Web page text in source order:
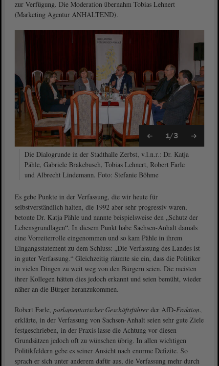
zur Verfügung. Die Moderation übernahm Tobias Lehnert
(Marketing Agentur ANHALTEND).
1/3
Die Dialogrunde in der Stadthalle Zerbst, v.l.n.r.: Dr. Katja
Pähle, Gabriele Brakebusch, Tobias Lehnert, Robert Farle
und Albrecht Lindemann. Foto: Stefanie Böhme
Es gebe Punkte in der Verfassung, die wir heute für
selbstverständlich halten, die 1992 aber sehr progressiv waren,
betonte Dr. Katja Pähle und nannte beispielsweise den „Schutz der
Lebensgrundlagen“. In diesem Punkt habe Sachsen-Anhalt damals
eine Vorreiterrolle eingenommen und so kam Pähle in ihrem
Eingangsstatement zu dem Schluss: „Die Verfassung des Landes ist
in guter Verfassung.“ Gleichzeitig räumte sie ein, dass die Politiker
in vielen Dingen zu weit weg von den Bürgern seien. Die meisten
ihrer Kollegen hätten dies jedoch erkannt und seien bemüht, wieder
näher an die Bürger heranzukommen.
Robert Farle, parlamentarischer Geschäftsführer der AfD-Fraktion,
erklärte, in der Verfassung von Sachsen-Anhalt seien sehr gute Ziele
festgeschrieben, in der Praxis lasse die Achtung vor diesen
Grundsätzen jedoch oft zu wünschen übrig. In allen wichtigen
Politikfeldern gebe es seiner Ansicht nach enorme Defizite. So
sprach er sich unter anderem dafür aus, die Verfassung mehr durch